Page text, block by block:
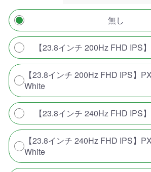
無し
【23.8インチ 200Hz FHD IPS
【23.8インチ 200Hz FHD IPS】
White
【23.8インチ 240Hz FHD IPS
【23.8インチ 240Hz FHD IPS】
White